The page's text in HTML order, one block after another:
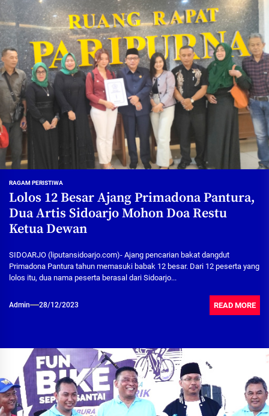
RAGAM PERISTIWA
Lolos 12 Besar Ajang Primadona Pantura,
Dua Artis Sidoarjo Mohon Doa Restu
Ketua Dewan
SIDOARJO (liputansidoarjo.com)- Ajang pencarian bakat dangdut
Primadona Pantura tahun memasuki babak 12 besar. Dari 12 peserta yang
lolos itu, dua nama peserta berasal dari Sidoarjo...
Admin 28/12/2023 READ MORE